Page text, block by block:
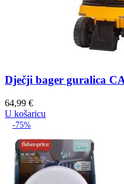
Dječji bager guralica
64,99 €
U košaricu
-75%